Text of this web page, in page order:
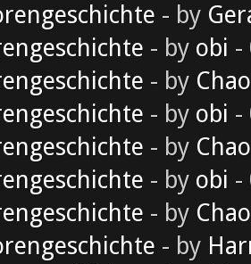
- by
- by obi -
- by
- by obi -
- by
- by obi -
- by
- by